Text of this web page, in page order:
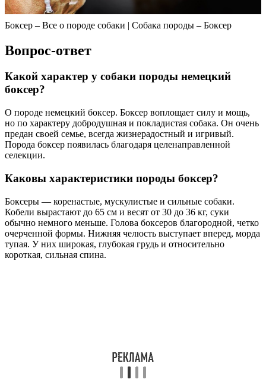
Боксер – Все о породе собаки | Собака породы – Боксер
Вопрос-ответ
Какой характер у собаки породы немецкий
боксер?
О породе немецкий боксер. Боксер воплощает силу и мощь,
но по характеру добродушная и покладистая собака. Он очень
предан своей семье, всегда жизнерадостный и игривый.
Порода боксер появилась благодаря целенаправленной
селекции.
Каковы характеристики породы боксер?
Боксеры — коренастые, мускулистые и сильные собаки.
Кобели вырастают до 65 см и весят от 30 до 36 кг, суки
обычно немного меньше. Голова боксеров благородной, четко
очерченной формы. Нижняя челюсть выступает вперед, морда
тупая. У них широкая, глубокая грудь и относительно
короткая, сильная спина.